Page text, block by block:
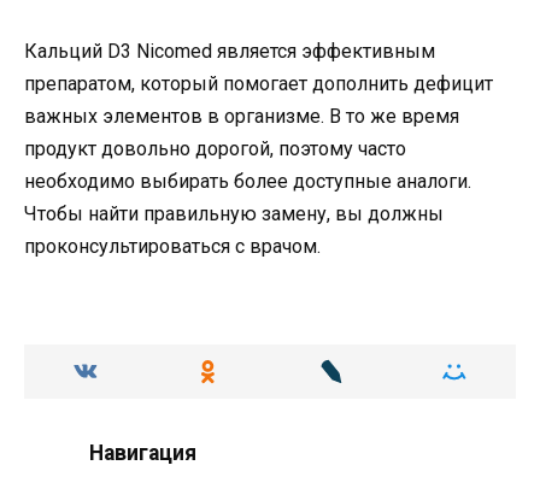
Кальций D3 Nicomed является эффективным
препаратом, который помогает дополнить дефицит
важных элементов в организме. В то же время
продукт довольно дорогой, поэтому часто
необходимо выбирать более доступные аналоги.
Чтобы найти правильную замену, вы должны
проконсультироваться с врачом.
Навигация